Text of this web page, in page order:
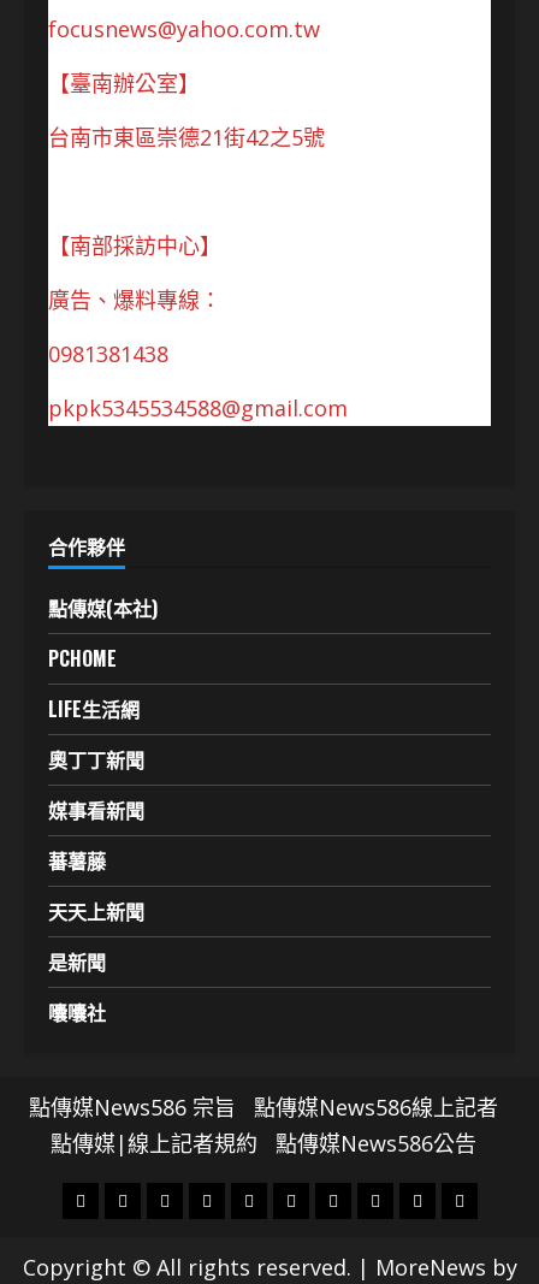
focusnews@yahoo.com.tw
【臺南辦公室】
台南市東區崇德21街42之5號
【南部採訪中心】
廣告、爆料專線：
0981381438
pkpk5345534588@gmail.com
合作夥伴
點傳媒(本社)
PCHOME
LIFE生活網
奧丁丁新聞
媒事看新聞
蕃薯藤
天天上新聞
是新聞
囔囔社
點傳媒News586 宗旨
點傳媒News586線上記者
點傳媒|線上記者規約
點傳媒News586公告
頭
財
地
社
文
科
專
娛
影
政
國
運
生
Copyright © All rights reserved. | MoreNews by